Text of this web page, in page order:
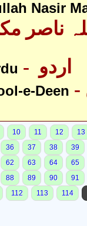
Nasir
ناصر
e-Deen
10 11 12
13
36 37 38
39
62 63 64
65
88 89 90
91
112 113 114